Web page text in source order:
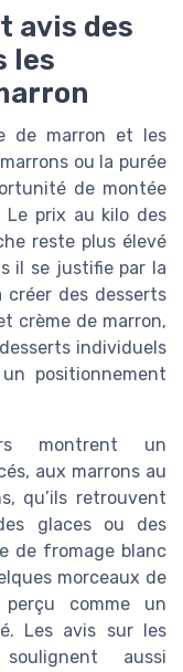
avis des
les
de marron et les
ou la purée
de montée
Le prix au kilo des
reste plus élevé
il se justifie par la
des desserts
crème de marron,
individuels
positionnement
montrent un
aux marrons au
qu’ils retrouvent
glaces ou des
de fromage blanc
morceaux de
comme un
Les avis sur les
aussi